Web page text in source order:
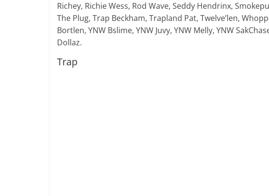
Richey, Richie Wess, Rod Wave, Seddy Hendrinx,
The Plug, Trap Beckham, Trapland Pat, Twelve’len,
Bortlen, YNW Bslime, YNW Juvy, YNW Melly, YNW
Dollaz.
Trap